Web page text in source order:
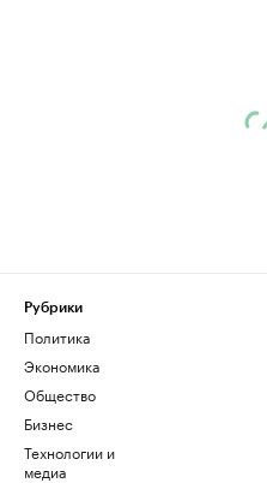
Рубрики
Политика
Экономика
Общество
Бизнес
Технологии и
медиа